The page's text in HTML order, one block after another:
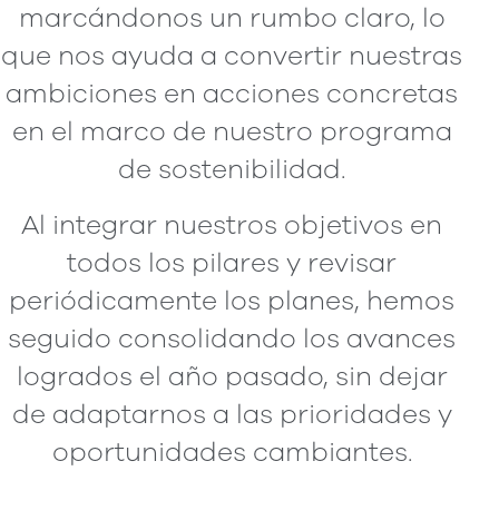
marcándonos un rumbo claro, lo
que nos ayuda a convertir nuestras
ambiciones en acciones concretas
en el marco de nuestro programa
de sostenibilidad.
Al integrar nuestros objetivos en
todos los pilares y revisar
periódicamente los planes, hemos
seguido consolidando los avances
logrados el año pasado, sin dejar
de adaptarnos a las prioridades y
oportunidades cambiantes.